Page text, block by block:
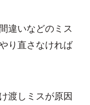
違いなどのミス
り直さなければ
渡しミスが原因